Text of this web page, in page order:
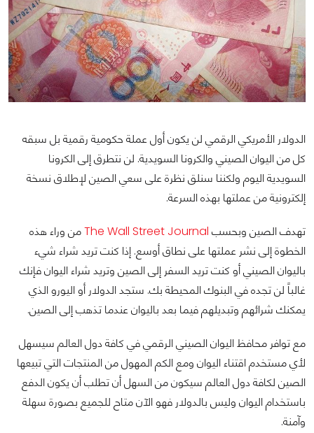
الدولار الأمريكي الرقمي لن يكون أول عملة حكومية رقمية بل سبقه
كل من اليوان الصيني والكرونا السويدية. لن نتطرق إلى الكرونا
السويدية اليوم ولكننا سنلق نظرة على سعي الصين لإطلاق نسخة
إلكترونية من عملتها بهذه السرعة.
تهدف الصين وبحسب The Wall Street Journalمن وراء هذه
الخطوة إلى نشر عملتها على نطاق أوسع. إذا كنت تريد شراء شيء
باليوان الصيني أو كنت تريد السفر إلى الصين وتريد شراء اليوان فإنك
غالباً لن تجده في البنوك المحيطة بك. ستجد الدولار أو اليورو الذي
يمكنك شرائهم وتبديلهم فيما بعد باليوان عندما تذهب إلى الصين.
مع توافر محافظ اليوان الصيني الرقمي في كافة دول العالم سيسهل
لأي مستخدم اقتناء اليوان ومع الكم المهول من المنتجات التي تبيعها
الصين لكافة دول العالم سيكون من السهل أن تطلب أن يكون الدفع
باستخدام اليوان وليس بالدولار فهو الآن متاح للجميع بصورة سهلة
وآمنة.